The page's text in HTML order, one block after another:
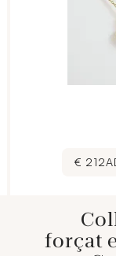
212 €
forçat